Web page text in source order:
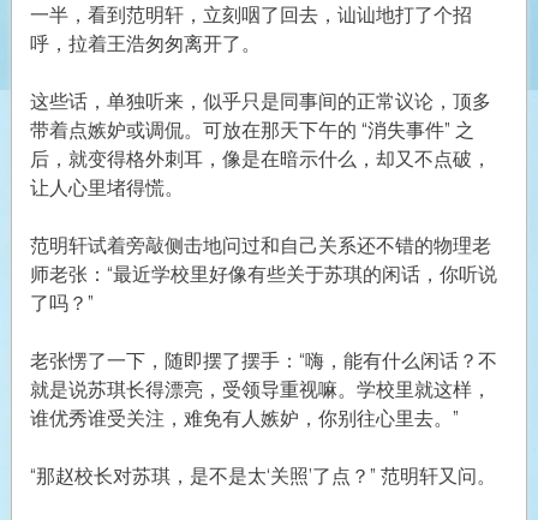
一半，看到范明轩，立刻咽了回去，讪讪地打了个招
呼，拉着王浩匆匆离开了。
这些话，单独听来，似乎只是同事间的正常议论，顶多
带着点嫉妒或调侃。可放在那天下午的 “消失事件” 之
后，就变得格外刺耳，像是在暗示什么，却又不点破，
让人心里堵得慌。
范明轩试着旁敲侧击地问过和自己关系还不错的物理老
师老张：“最近学校里好像有些关于苏琪的闲话，你听说
了吗？”
老张愣了一下，随即摆了摆手：“嗨，能有什么闲话？不
就是说苏琪长得漂亮，受领导重视嘛。学校里就这样，
谁优秀谁受关注，难免有人嫉妒，你别往心里去。”
“那赵校长对苏琪，是不是太‘关照’了点？” 范明轩又问。